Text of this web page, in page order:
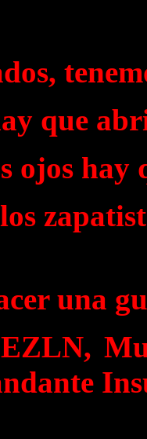
que
ojos hay
una